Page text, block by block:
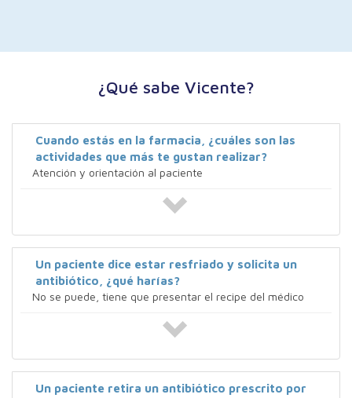
¿Qué sabe Vicente?
Cuando estás en la farmacia, ¿cuáles son las
actividades que más te gustan realizar?
Atención y orientación al paciente
Un paciente dice estar resfriado y solicita un
antibiótico, ¿qué harías?
No se puede, tiene que presentar el recipe del médico
Un paciente retira un antibiótico prescrito por